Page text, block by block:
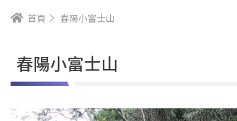
首頁 春陽小富士山
春陽小富士山